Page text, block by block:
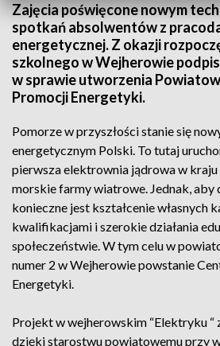
Zajęcia poświęcone nowym
spotkań absolwentów z
energetycznej. Z okazji
szkolnego w Wejherowie
w sprawie utworzenia
Promocji Energetyki.
Pomorze w przyszłości stanie się
energetycznym Polski. To tutaj
pierwsza elektrownia jądrowa w
morskie farmy wiatrowe. Jednak, aby
konieczne jest kształcenie własnych
kwalifikacjami i szerokie działania
społeczeństwie. W tym celu w
numer 2 w Wejherowie powstanie
Energetyki.
Projekt w wejherowskim “Elektryku “
dzięki starostwu powiatowemu przy